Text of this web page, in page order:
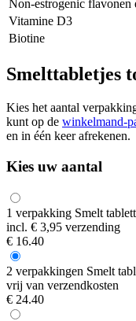
Non-estrogenic flavonen
Vitamine D3
Biotine
Smelttabletjes
Kies het aantal
kunt op de winkelmand-
en in één keer afrekenen.
Kies uw aantal
1 verpakking Smelt
incl. € 3,95 verzending
€ 16.40
2 verpakkingen Smelt
vrij van verzendkosten
€ 24.40